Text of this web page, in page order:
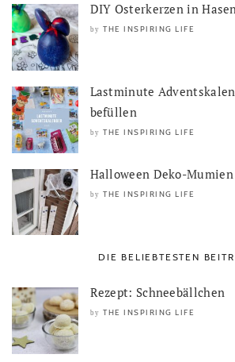
DIY Osterkerzen in
by THE INSPIRING LIFE
Lastminute
befüllen
by THE INSPIRING LIFE
Halloween Deko-
by THE INSPIRING LIFE
DIE BELIEBTESTEN
Rezept: Schneebällchen
by THE INSPIRING LIFE